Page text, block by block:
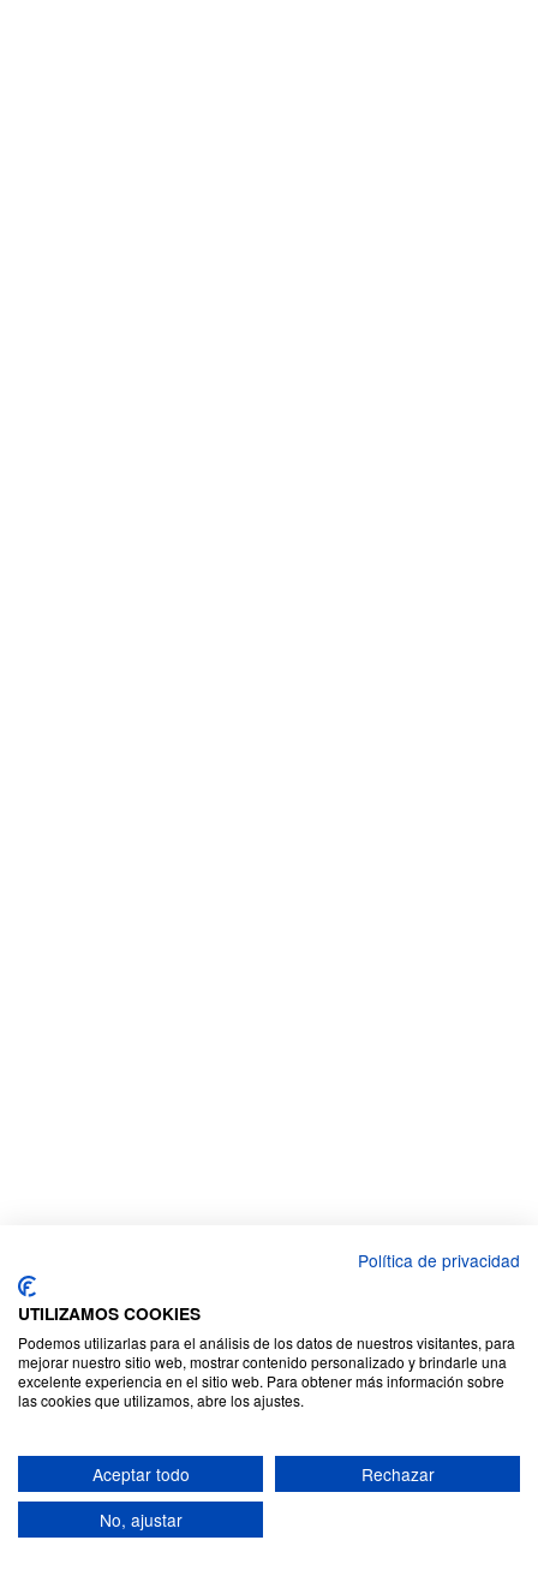
Política de privacidad
UTILIZAMOS COOKIES
Podemos utilizarlas para el análisis de los datos de nuestros visitantes, para
mejorar nuestro sitio web, mostrar contenido personalizado y brindarle una
excelente experiencia en el sitio web. Para obtener más información sobre
las cookies que utilizamos, abre los ajustes.
Aceptar todo
Rechazar
No, ajustar